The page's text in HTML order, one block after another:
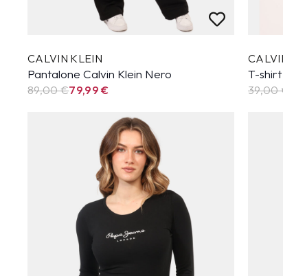
CALVIN KLEIN
Pantalone Calvin Klein Nero
89,00 €79,99€
T-shirt
39,00